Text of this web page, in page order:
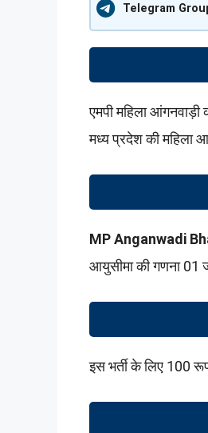
Telegram
एमपी महिला आंगनवाड़ी
मध्य प्रदेश की
MP Anganwadi
आयुसीमा की गणना 01
इस भर्ती के लिए 100